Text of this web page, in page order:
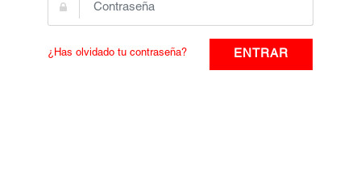
¿Has olvidado tu contraseña?